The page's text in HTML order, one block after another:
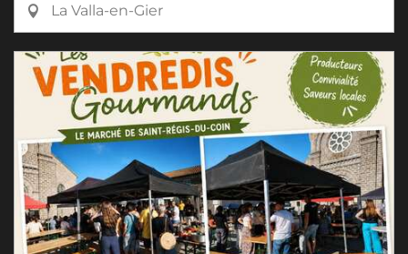
La Valla-en-Gier